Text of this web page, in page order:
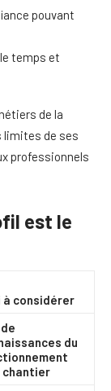
pouvant
temps et
de la
de ses
professionnels
est le
à considérer
du
chantier